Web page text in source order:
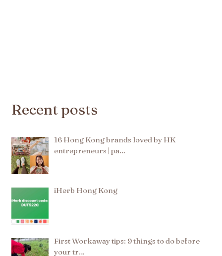
Recent posts
16 Hong Kong brands loved by HK
entrepreneurs | pa…
iHerb Hong Kong
First Workaway tips: 9 things to do before
your tr…